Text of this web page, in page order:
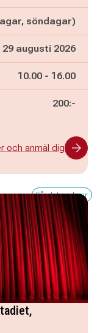
söndagar)
29 augusti 2026
Pågår mellan
10.00 - och
16.00
200:-
och anmäl dig
Få platser kvar